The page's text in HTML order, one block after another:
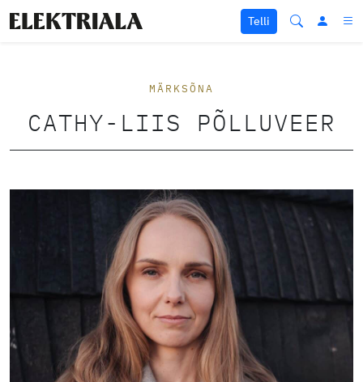
Liigu sisu juurde
Telli
MÄRKSÕNA
CATHY-LIIS PÕLLUVEER